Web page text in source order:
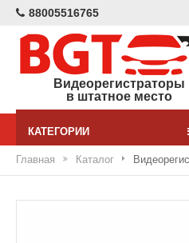
88005516765
Видеорегистраторы
в штатное место
КАТЕГОРИИ
Главная Каталог